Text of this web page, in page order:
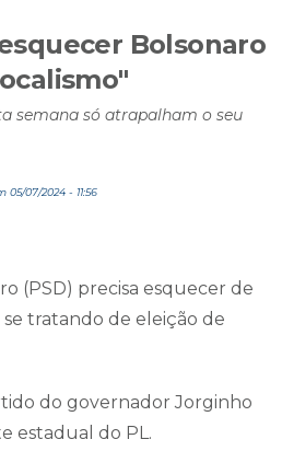
Bolsonaro
semana só atrapalham o seu
07/2024 - 11:56
(PSD) precisa esquecer de
tratando de eleição de
do governador Jorginho
estadual do PL.